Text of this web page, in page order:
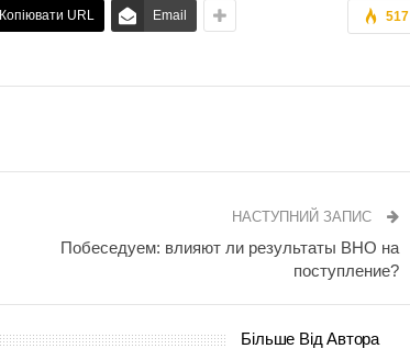
517
Копіювати URL Email
НАСТУПНИЙ ЗАПИС
Побеседуем: влияют ли результаты ВНО на
поступление?
Більше Від Автора